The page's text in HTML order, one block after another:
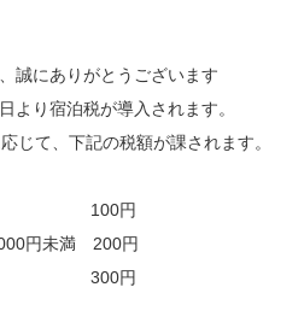
誠にありがとうございます
より宿泊税が導入されます。
じて、下記の税額が課されます。
未満 100円
円未満 200円
以上 300円